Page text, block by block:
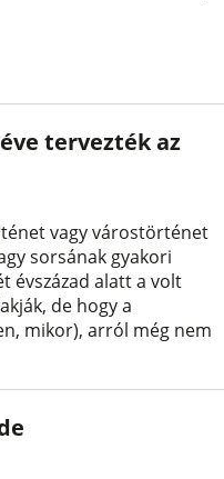
tervezték az
vagy várostörténet
sorsának gyakori
évszázad alatt a volt
de hogy a
mikor), arról még nem